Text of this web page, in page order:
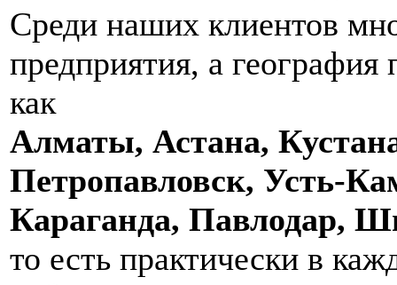
Среди наших клиентов
предприятия, а география
как
Алматы, Астана,
Петропавловск, Усть-
Караганда, Павлодар,
то есть практически в